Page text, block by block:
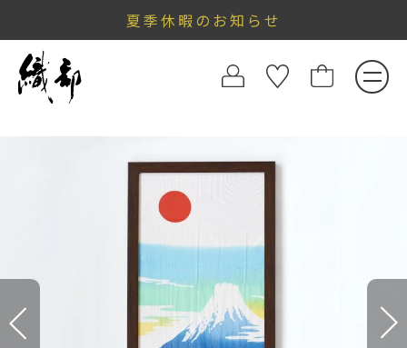
夏季休暇のお知らせ